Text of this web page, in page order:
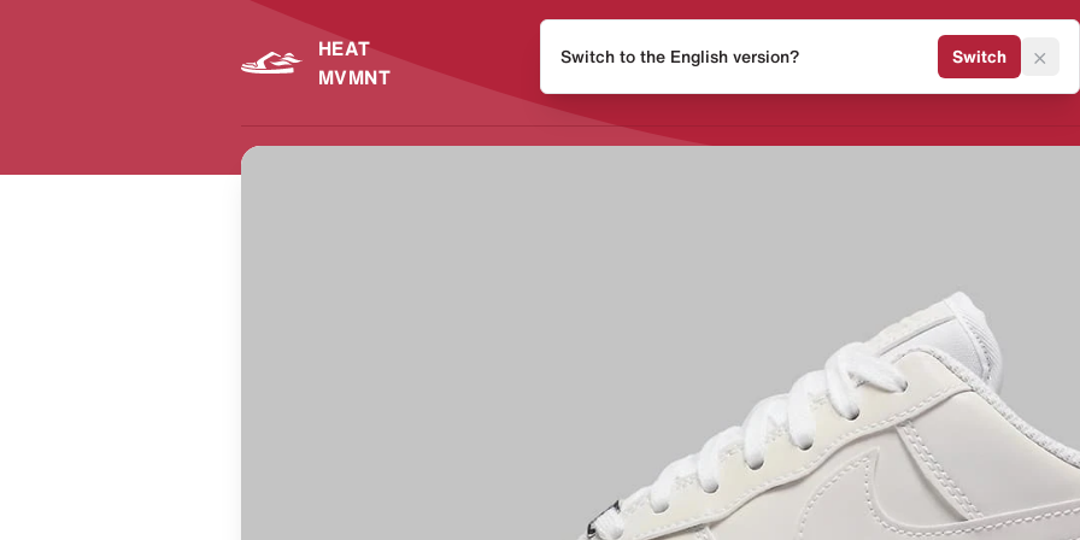
HEAT
MVMNT
Release Kalender Sneaker
Switch to the English version? Switch ×